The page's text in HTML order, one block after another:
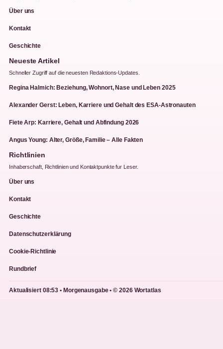
Über uns
Kontakt
Geschichte
Neueste Artikel
Schneller Zugriff auf die neuesten Redaktions-Updates.
Regina Halmich: Beziehung, Wohnort, Nase und Leben 2025
Alexander Gerst: Leben, Karriere und Gehalt des ESA-Astronauten
Fiete Arp: Karriere, Gehalt und Abfindung 2026
Angus Young: Alter, Größe, Familie – Alle Fakten
Richtlinien
Inhaberschaft, Richtlinien und Kontaktpunkte fur Leser.
Über uns
Kontakt
Geschichte
Datenschutzerklärung
Cookie-Richtlinie
Rundbrief
Aktualisiert 08:53 • Morgenausgabe • © 2026 Wortatlas